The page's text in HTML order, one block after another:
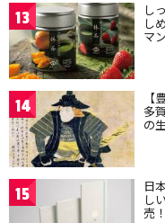
13 し
し
マ
14 【
多
の
15 日
し
売！